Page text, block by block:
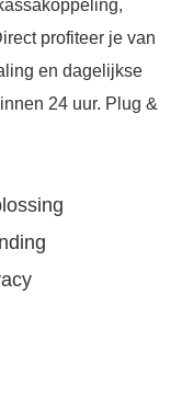
profiteer je van
en dagelijkse
24 uur. Plug &